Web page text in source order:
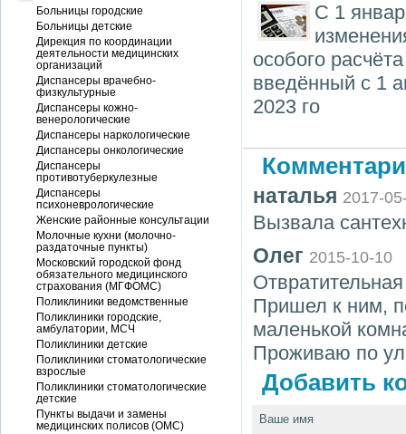
С 1
особого
введённый с 1
2023 го
наталья 2017-
Вызвала
Олег 2015-10-10
Пришел к ним,
маленькой
Проживаю по
Добавить
Ваше имя
Больницы городские
Больницы детские
Дирекция по координации
деятельности медицинских
организаций
Диспансеры врачебно-
физкультурные
Диспансеры кожно-
венерологические
Диспансеры наркологические
Диспансеры онкологические
Диспансеры
противотуберкулезные
Диспансеры
психоневрологические
Женские районные консультации
Молочные кухни (молочно-
раздаточные пункты)
Московский городской фонд
обязательного медицинского
страхования (МГФОМС)
Поликлиники ведомственные
Поликлиники городские,
амбулатории, МСЧ
Поликлиники детские
Поликлиники стоматологические
взрослые
Поликлиники стоматологические
детские
Пункты выдачи и замены
медицинских полисов (ОМС)